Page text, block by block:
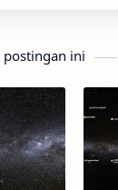
ini